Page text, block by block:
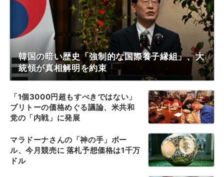
韓国の暗い歴史「強制的な国際養子縁組」、大
統領が真相解明を約束
「1個3000円超もすべきではない」
ブリトーの価格めぐる議論、米共和
党の「内戦」に発展
マラドーナさんの「神の手」ボー
ル、今月競売に 落札予想価格は1千万
ドル